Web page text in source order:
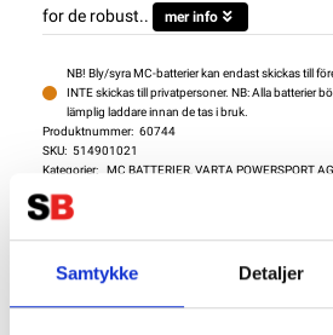
Samtykke Detaljer
for de robust..
mer info
NB! Bly/syra MC-batterier kan endast skickas till
INTE skickas till privatpersoner. NB: Alla batterier
lämplig laddare innan de tas i bruk.
Produktnummer: 60744
SKU: 514901021
Kategorier:
MC BATTERIER VARTA POWERSPORT
Dela den här produkten